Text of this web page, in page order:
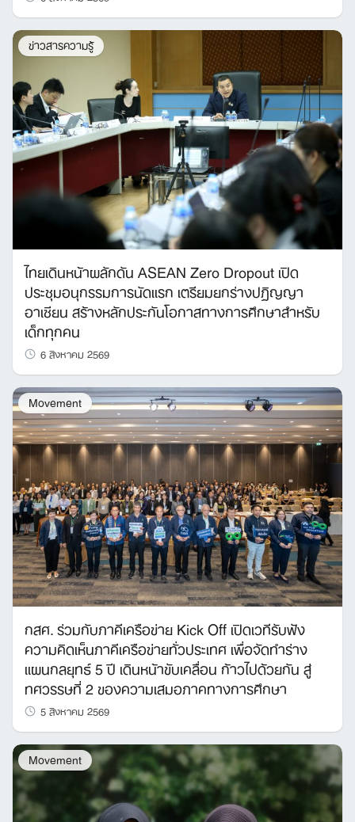
Search
for:
ข่าวสารความรู้
ไทยเดินหน้าผลักดัน ASEAN Zero Dropout เปิด
ประชุมอนุกรรมการนัดแรก เตรียมยกร่างปฏิญญา
อาเซียน สร้างหลักประกันโอกาสทางการศึกษาสำหรับ
เด็กทุกคน
6 สิงหาคม 2569
Movement
กสศ. ร่วมกับภาคีเครือข่าย Kick Off เปิดเวทีรับฟัง
ความคิดเห็นภาคีเครือข่ายทั่วประเทศ เพื่อจัดทำร่าง
แผนกลยุทธ์ 5 ปี เดินหน้าขับเคลื่อน ก้าวไปด้วยกัน สู่
ทศวรรษที่ 2 ของความเสมอภาคทางการศึกษา
5 สิงหาคม 2569
Movement